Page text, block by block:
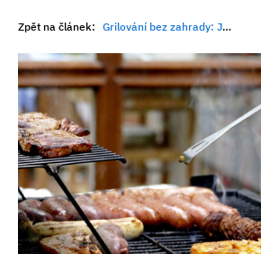
Zpět na článek: Grilování bez zahrady: Jak si užít letní chutě i na balkoně